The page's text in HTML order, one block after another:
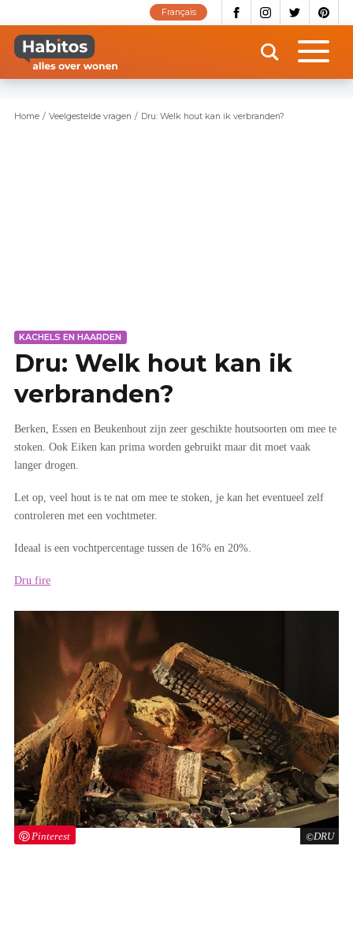
naar
inhoud
gaan
Français
Home Veelgestelde vragen Dru: Welk hout kan ik verbranden?
KACHELS EN HAARDEN
Dru: Welk hout kan ik
verbranden?
DRU
Pinterest
Berken, Essen en Beukenhout zijn zeer geschikte houtsoorten om mee te
stoken. Ook Eiken kan prima worden gebruikt maar dit moet vaak
langer drogen.
Let op, veel hout is te nat om mee te stoken, je kan het eventueel zelf
controleren met een vochtmeter.
Ideaal is een vochtpercentage tussen de 16% en 20%.
Dru fire